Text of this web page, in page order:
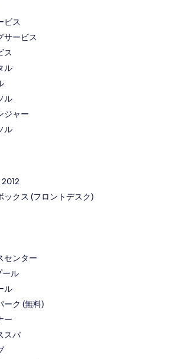
ビス
サービス
ス
ル
ル
ジャー
ル
ックス (フロントデスク)
センター
ール
ル
ーク (無料)
ー
スパ